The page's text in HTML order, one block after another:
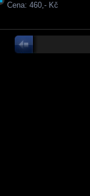
Cena: 460,- Kč